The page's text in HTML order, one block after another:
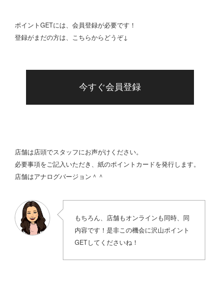
ポイントGETには、会員登録が必要です！
登録がまだの方は、こちらからどうぞ↓
今すぐ会員登録
店舗は店頭でスタッフにお声がけください。
必要事項をご記入いただき、紙のポイントカードを発行します。
店舗はアナログバージョン＾＾
もちろん、店舗もオンラインも同時、同
内容です！是非この機会に沢山ポイント
GETしてくださいね！